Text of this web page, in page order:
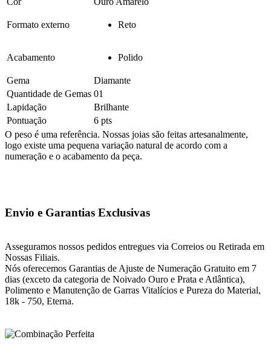
Formato externo Reto
Acabamento Polido
Gema
Diamante
Quantidade de Gemas 01
Lapidação
Brilhante
Pontuação
6 pts
O peso é uma referência. Nossas joias são feitas artesanalmente,
logo existe uma pequena variação natural de acordo com a
numeração e o acabamento da peça.
Envio e Garantias Exclusivas
Asseguramos nossos pedidos entregues via Correios ou Retirada em
Nossas Filiais.
Nós oferecemos Garantias de Ajuste de Numeração Gratuito em 7
dias (exceto da categoria de Noivado Ouro e Prata e Atlântica),
Polimento e Manutenção de Garras Vitalícios e Pureza do Material,
18k - 750, Eterna.